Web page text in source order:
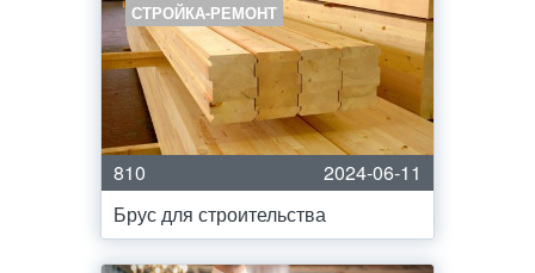
СТРОЙКА-РЕМОНТ
810
2024-06-11
Брус для строительства